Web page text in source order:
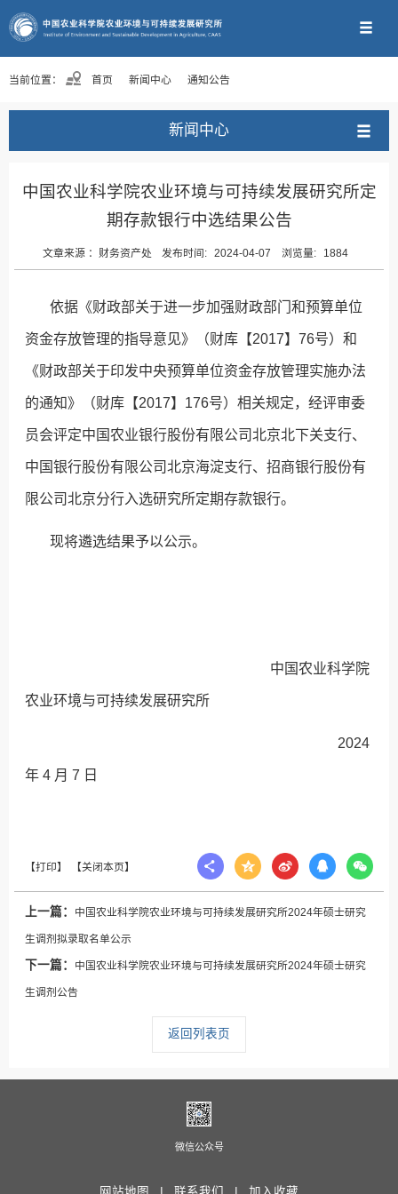
当前位置： 首页 新闻中心 通知公告
新闻中心
中国农业科学院农业环境与可持续发展研究所定
期存款银行中选结果公告
文章来源 ： 财务资产处 发布时间: 2024-04-07 浏览量: 1884
依据《财政部关于进一步加强财政部门和预算单位
资金存放管理的指导意见》（财库【2017】76号）和
《财政部关于印发中央预算单位资金存放管理实施办法
的通知》（财库【2017】176号）相关规定，经评审委
员会评定中国农业银行股份有限公司北京北下关支行、
中国银行股份有限公司北京海淀支行、招商银行股份有
限公司北京分行入选研究所定期存款银行。
现将遴选结果予以公示。
中国农业科学院
农业环境与可持续发展研究所
2024
年 4 月 7 日
上一篇： 中国农业科学院农业环境与可持续发展研究所2024年硕士研究
生调剂拟录取名单公示
下一篇： 中国农业科学院农业环境与可持续发展研究所2024年硕士研究
生调剂公告
返回列表页
微信公众号